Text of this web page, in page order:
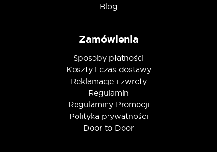
Blog
Zamówienia
Sposoby płatności
Koszty i czas dostawy
Reklamacje i zwroty
Regulamin
Regulaminy Promocji
Polityka prywatności
Door to Door